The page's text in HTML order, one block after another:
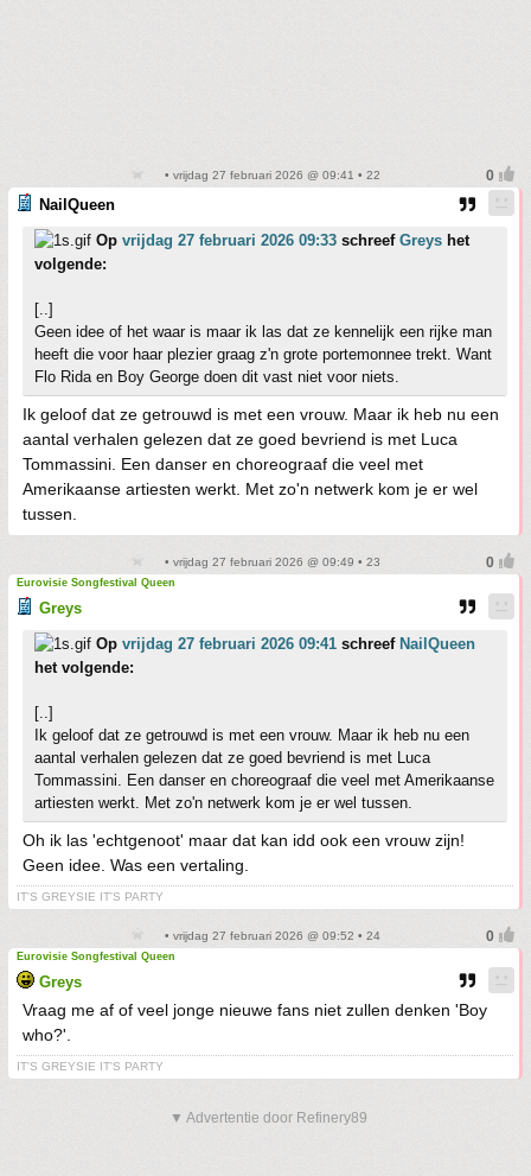
• vrijdag 27 februari 2026 @ 09:41 • 22
NailQueen
Op vrijdag 27 februari 2026 09:33 schreef Greys het
volgende:
[..]
Geen idee of het waar is maar ik las dat ze kennelijk een rijke man
heeft die voor haar plezier graag z'n grote portemonnee trekt. Want
Flo Rida en Boy George doen dit vast niet voor niets.
Ik geloof dat ze getrouwd is met een vrouw. Maar ik heb nu een
aantal verhalen gelezen dat ze goed bevriend is met Luca
Tommassini. Een danser en choreograaf die veel met
Amerikaanse artiesten werkt. Met zo'n netwerk kom je er wel
tussen.
• vrijdag 27 februari 2026 @ 09:49 • 23
Eurovisie Songfestival Queen
Greys
Op vrijdag 27 februari 2026 09:41 schreef NailQueen
het volgende:
[..]
Ik geloof dat ze getrouwd is met een vrouw. Maar ik heb nu een
aantal verhalen gelezen dat ze goed bevriend is met Luca
Tommassini. Een danser en choreograaf die veel met Amerikaanse
artiesten werkt. Met zo'n netwerk kom je er wel tussen.
Oh ik las 'echtgenoot' maar dat kan idd ook een vrouw zijn!
Geen idee. Was een vertaling.
IT'S GREYSIE IT'S PARTY
• vrijdag 27 februari 2026 @ 09:52 • 24
Eurovisie Songfestival Queen
Greys
Vraag me af of veel jonge nieuwe fans niet zullen denken 'Boy
who?'.
IT'S GREYSIE IT'S PARTY
▼ Advertentie door Refinery89